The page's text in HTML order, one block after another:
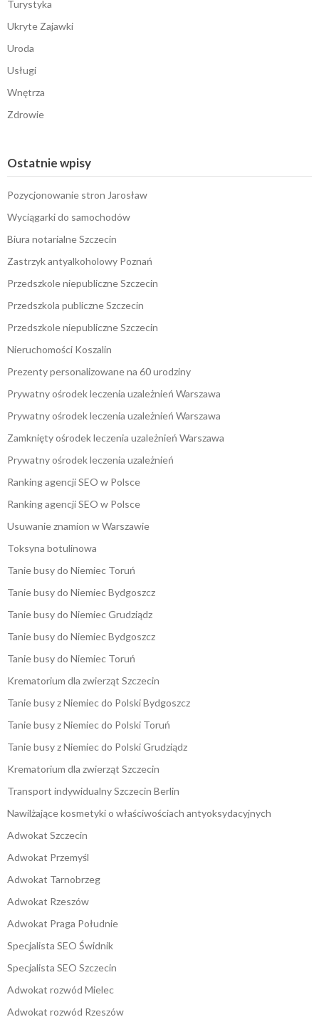
Turystyka
Ukryte Zajawki
Uroda
Usługi
Wnętrza
Zdrowie
Ostatnie wpisy
Pozycjonowanie stron Jarosław
Wyciągarki do samochodów
Biura notarialne Szczecin
Zastrzyk antyalkoholowy Poznań
Przedszkole niepubliczne Szczecin
Przedszkola publiczne Szczecin
Przedszkole niepubliczne Szczecin
Nieruchomości Koszalin
Prezenty personalizowane na 60 urodziny
Prywatny ośrodek leczenia uzależnień Warszawa
Prywatny ośrodek leczenia uzależnień Warszawa
Zamknięty ośrodek leczenia uzależnień Warszawa
Prywatny ośrodek leczenia uzależnień
Ranking agencji SEO w Polsce
Ranking agencji SEO w Polsce
Usuwanie znamion w Warszawie
Toksyna botulinowa
Tanie busy do Niemiec Toruń
Tanie busy do Niemiec Bydgoszcz
Tanie busy do Niemiec Grudziądz
Tanie busy do Niemiec Bydgoszcz
Tanie busy do Niemiec Toruń
Krematorium dla zwierząt Szczecin
Tanie busy z Niemiec do Polski Bydgoszcz
Tanie busy z Niemiec do Polski Toruń
Tanie busy z Niemiec do Polski Grudziądz
Krematorium dla zwierząt Szczecin
Transport indywidualny Szczecin Berlin
Nawilżające kosmetyki o właściwościach antyoksydacyjnych
Adwokat Szczecin
Adwokat Przemyśl
Adwokat Tarnobrzeg
Adwokat Rzeszów
Adwokat Praga Południe
Specjalista SEO Świdnik
Specjalista SEO Szczecin
Adwokat rozwód Mielec
Adwokat rozwód Rzeszów